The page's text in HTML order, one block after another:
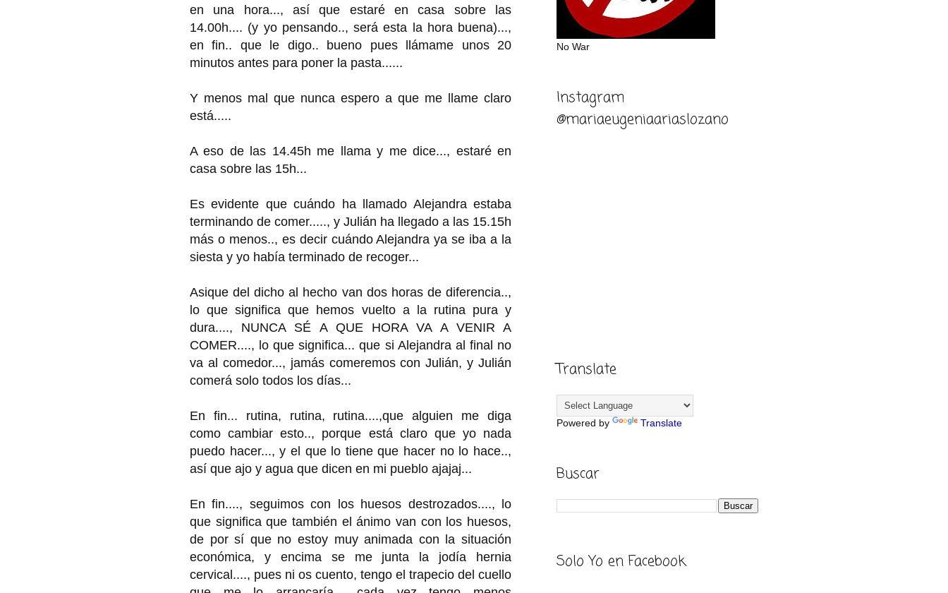
en una hora..., así que estaré en casa sobre las
14.00h.... (y yo pensando.., será esta la hora buena)...,
en fin.. que le digo.. bueno pues llámame unos 20
minutos antes para poner la pasta......
Y menos mal que nunca espero a que me llame claro
está.....
A eso de las 14.45h me llama y me dice..., estaré en
casa sobre las 15h...
Es evidente que cuándo ha llamado Alejandra estaba
terminando de comer....., y Julián ha llegado a las 15.15h
más o menos.., es decir cuándo Alejandra ya se iba a la
siesta y yo había terminado de recoger...
Asique del dicho al hecho van dos horas de diferencia..,
lo que significa que hemos vuelto a la rutina pura y
dura...., NUNCA SÉ A QUE HORA VA A VENIR A
COMER...., lo que significa... que si Alejandra al final no
va al comedor..., jamás comeremos con Julián, y Julián
comerá solo todos los días...
En fin... rutina, rutina, rutina....,que alguien me diga
como cambiar esto.., porque está claro que yo nada
puedo hacer..., y el que lo tiene que hacer no lo hace..,
así que ajo y agua que dicen en mi pueblo ajajaj...
En fin...., seguimos con los huesos destrozados...., lo
que significa que también el ánimo van con los huesos,
de por sí que no estoy muy animada con la situación
económica, y encima se me junta la jodía hernia
cervical...., pues ni os cuento, tengo el trapecio del cuello
No War
Instagram
@mariaeugeniaariaslozano
Translate
Powered by Translate
Buscar
Solo Yo en Facebook